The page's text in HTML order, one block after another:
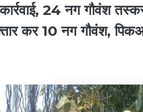
24 नग गौवंश
कर 10 नग गौवंश,